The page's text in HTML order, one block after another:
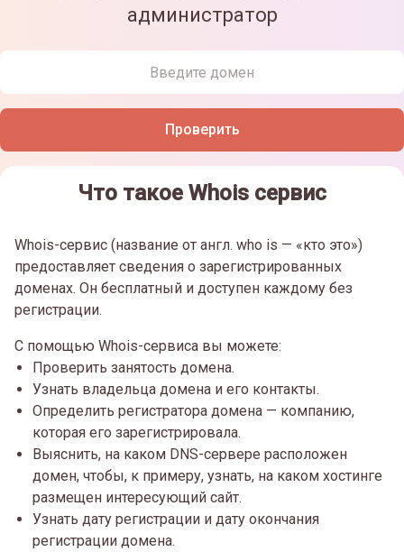
администратор
Проверить
Что такое Whois сервис
Whois-сервис (название от англ. who is — «кто это»)
предоставляет сведения о зарегистрированных
доменах. Он бесплатный и доступен каждому без
регистрации.
С помощью Whois-сервиса вы можете:
Проверить занятость домена.
Узнать владельца домена и его контакты.
Определить регистратора домена — компанию,
которая его зарегистрировала.
Выяснить, на каком DNS-сервере расположен
домен, чтобы, к примеру, узнать, на каком хостинге
размещен интересующий сайт.
Узнать дату регистрации и дату окончания
регистрации домена.